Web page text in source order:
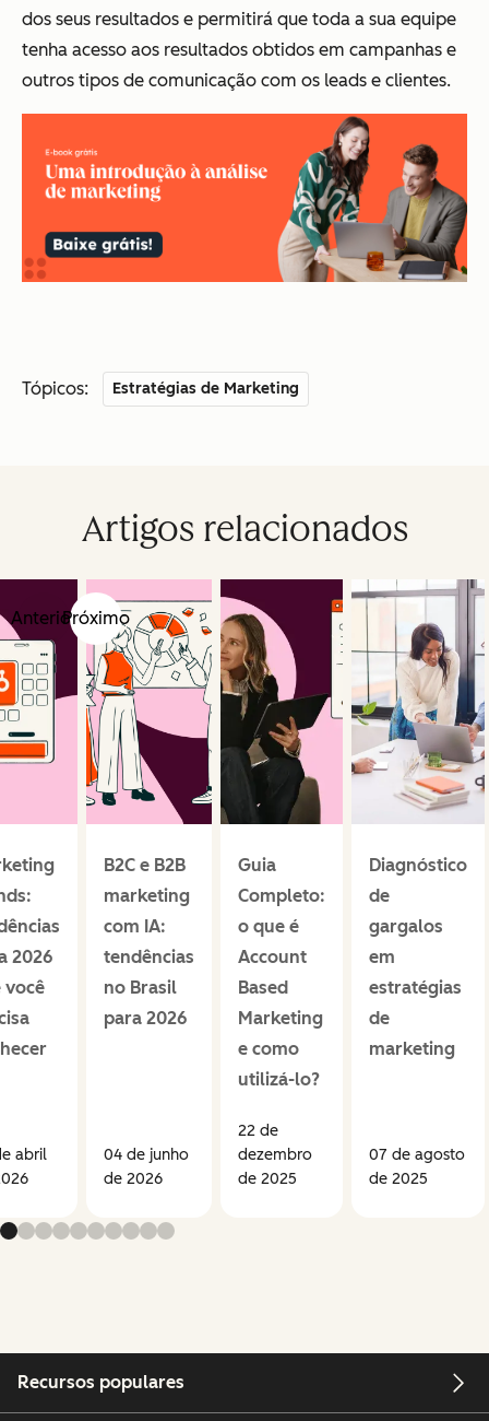
dos seus resultados e permitirá que toda a sua equipe
tenha acesso aos resultados obtidos em campanhas e
outros tipos de comunicação com os leads e clientes.
Tópicos: Estratégias de Marketing
Artigos relacionados
AnteriorPróximo
2026
você
abril
B2C e B2B
marketing
com IA:
tendências
no Brasil
para 2026
04 de junho
de 2026
Guia
Completo:
o que é
Account
Based
Marketing
e como
utilizá-lo?
22 de
dezembro
de 2025
Diagnóstico
de
gargalos
em
estratégias
de
marketing
07 de agosto
de 2025
Recursos populares